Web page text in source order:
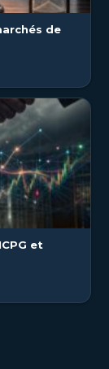
de
et